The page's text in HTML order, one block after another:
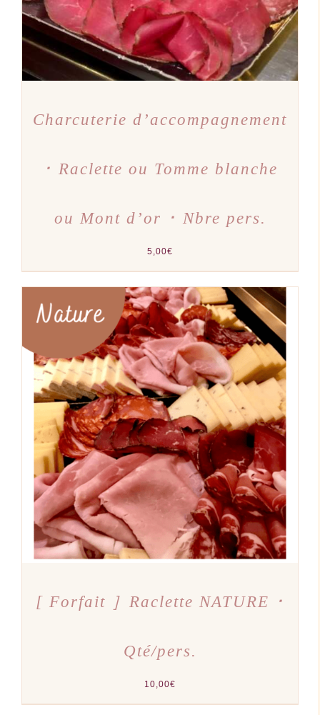
Charcuterie d’accompagnement
･ Raclette ou Tomme blanche
ou Mont d’or ･ Nbre pers.
5,00€
AJOUTER AU PANIER
/
DÉTAILS
[ Forfait ］Raclette NATURE ･
Qté/pers.
10,00€